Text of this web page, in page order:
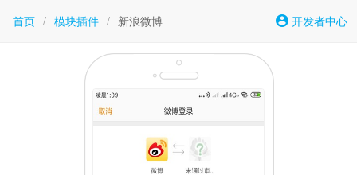
首页 / 模块插件 / 新浪微博 开发者中心